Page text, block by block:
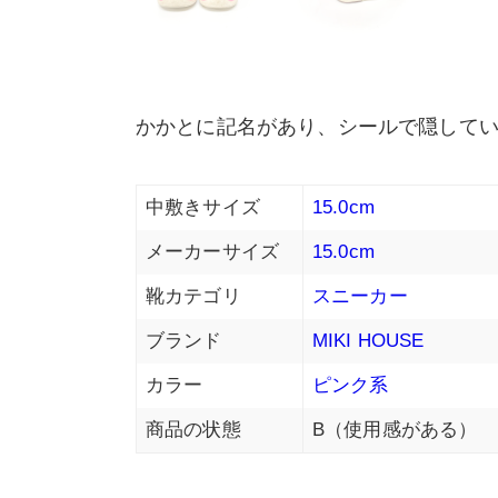
かかとに記名があり、シールで隠して
中敷きサイズ 15.0cm
メーカーサイズ 15.0cm
靴カテゴリ スニーカー
ブランド MIKI HOUSE
カラー ピンク系
商品の状態 B（使用感がある）